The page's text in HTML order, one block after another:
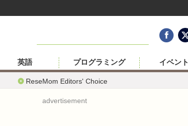
ReseMom Editors' Choice
英語 プログラミング イベント
advertisement